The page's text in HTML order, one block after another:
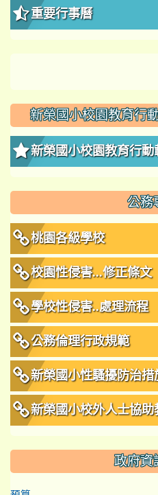
重要行事曆
新榮國小校園教育行
新榮國小校園教育行
公務
桃園各級學校
校園性侵害...修正條文
學校性侵害..處理流程
公務倫理行政規範
新榮國小性騷擾防治
新榮國小校外人士協
政府資